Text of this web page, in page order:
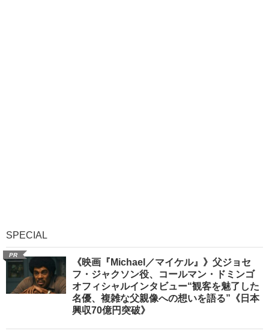
SPECIAL
PR
《映画『Michael／マイケル』》父ジョセ
フ・ジャクソン役、コールマン・ドミンゴ
オフィシャルインタビュー“観客を魅了した
名優、複雑な父親像への想いを語る”《日本
興収70億円突破》